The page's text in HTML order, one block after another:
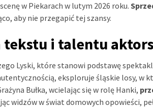
w Piekarach w lutym 2026 roku.
aby nie przegapić tej szansy.
tekstu i talentu
Lyski, które stanowi podstawę
eksploruje śląskie losy, w
Bułka, wcielając się w rolę Hanki,
widzów w świat domowych opowieści,